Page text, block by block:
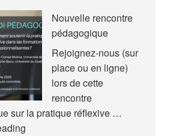
Nouvelle rencontre
pédagogique
Rejoignez-nous (sur
place ou en ligne)
lors de cette
rencontre
sur la pratique réflexive …
Nouvelle